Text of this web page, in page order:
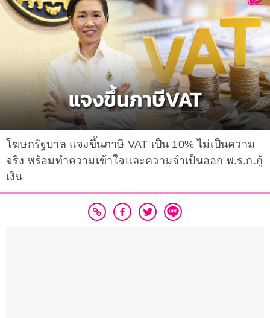
โฆษกรัฐบาล แจงขึ้นภาษี VAT เป็น 10% ไม่เป็นความ
จริง พร้อมทำความเข้าใจและความจำเป็นออก พ.ร.ก.กู้
เงิน